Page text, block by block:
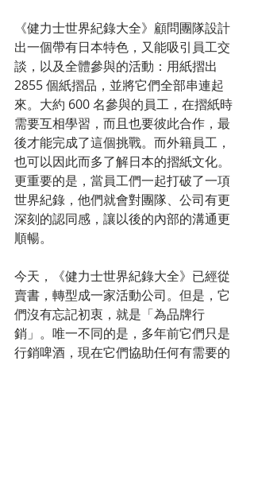
《健力士世界紀錄大全》顧問團隊設計
出一個帶有日本特色，又能吸引員工交
談，以及全體參與的活動：用紙摺出
2855 個紙摺品，並將它們全部串連起
來。大約 600 名參與的員工，在摺紙時
需要互相學習，而且也要彼此合作，最
後才能完成了這個挑戰。而外籍員工，
也可以因此而多了解日本的摺紙文化。
更重要的是，當員工們一起打破了一項
世界紀錄，他們就會對團隊、公司有更
深刻的認同感，讓以後的內部的溝通更
順暢。
今天，《健力士世界紀錄大全》已經從
賣書，轉型成一家活動公司。但是，它
們沒有忘記初衷，就是「為品牌行
銷」。唯一不同的是，多年前它們只是
行銷啤酒，現在它們協助任何有需要的